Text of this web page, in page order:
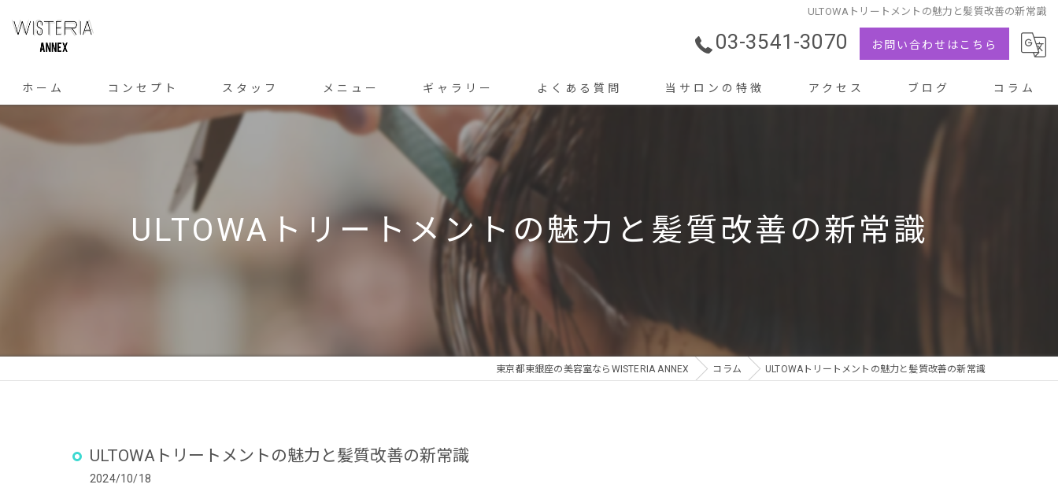
ULTOWAトリートメントの魅力と髪質改善の新常識
03-3541-3070 お問い合わせはこちら
ホーム コンセプト スタッフ メニュー ギャラリー よくある質問 当サロンの特徴
トリートメント
アクセス ブログ コラム
ULTOWAトリートメントの魅力と髪質改善の新常識
東京都東銀座の美容室ならWISTERIA ANNEX コラム ULTOWAトリートメントの魅力と髪質改善の新常識
ULTOWAトリートメントの魅力と髪質改善の新常識
2024/10/18